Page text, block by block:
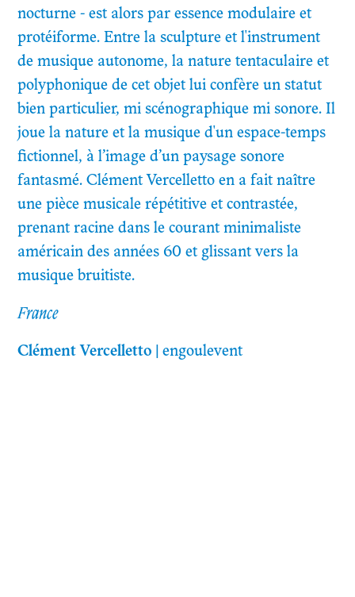
nocturne - est alors par essence modulaire et
protéiforme. Entre la sculpture et l'instrument
de musique autonome, la nature tentaculaire et
polyphonique de cet objet lui confère un statut
bien particulier, mi scénographique mi sonore. Il
joue la nature et la musique d'un espace-temps
fictionnel, à l’image d’un paysage sonore
fantasmé. Clément Vercelletto en a fait naître
une pièce musicale répétitive et contrastée,
prenant racine dans le courant minimaliste
américain des années 60 et glissant vers la
musique bruitiste.
France
Clément Vercelletto | engoulevent